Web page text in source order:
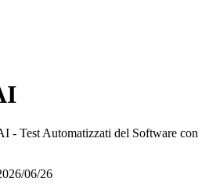
- Test Automatizzati del Software con
06/26